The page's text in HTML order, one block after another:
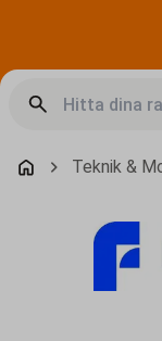
Teknik &